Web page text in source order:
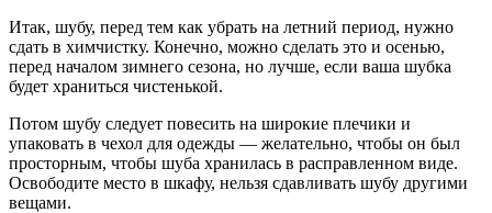
Итак, шубу, перед тем как убрать на летний период, нужно
сдать в химчистку. Конечно, можно сделать это и осенью,
перед началом зимнего сезона, но лучше, если ваша шубка
будет храниться чистенькой.
Потом шубу следует повесить на широкие плечики и
упаковать в чехол для одежды — желательно, чтобы он был
просторным, чтобы шуба хранилась в расправленном виде.
Освободите место в шкафу, нельзя сдавливать шубу другими
вещами.